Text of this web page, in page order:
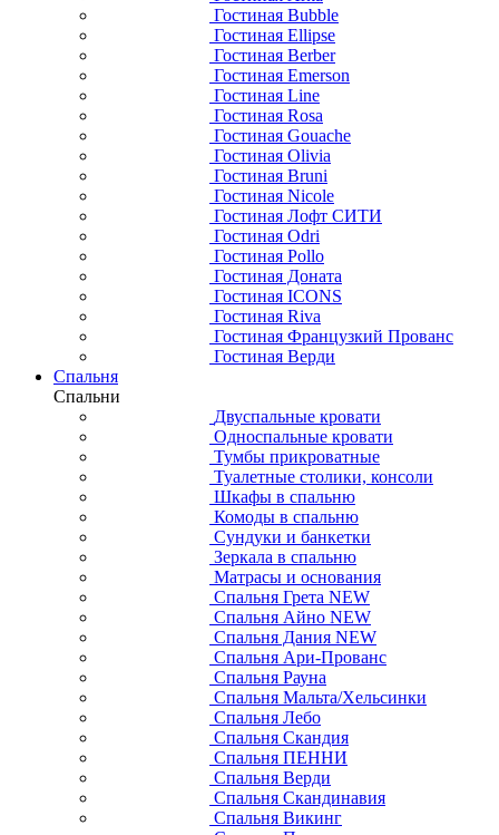
Гостиная Bubble
Гостиная Ellipse
Гостиная Berber
Гостиная Emerson
Гостиная Line
Гостиная Rosa
Гостиная Gouache
Гостиная Olivia
Гостиная Bruni
Гостиная Nicole
Гостиная Лофт СИТИ
Гостиная Odri
Гостиная Pollo
Гостиная Доната
Гостиная ICONS
Гостиная Riva
Гостиная Французкий Прованс
Гостиная Верди
Спальня
Спальни
Двуспальные кровати
Односпальные кровати
Тумбы прикроватные
Туалетные столики, консоли
Шкафы в спальню
Комоды в спальню
Сундуки и банкетки
Зеркала в спальню
Матрасы и основания
Спальня Грета NEW
Спальня Айно NEW
Спальня Дания NEW
Спальня Ари-Прованс
Спальня Рауна
Спальня Мальта/Хельсинки
Спальня Лебо
Спальня Скандия
Спальня ПЕННИ
Спальня Верди
Спальня Скандинавия
Спальня Викинг